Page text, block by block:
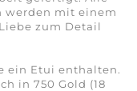
werden mit einem
zum Detail
ein Etui enthalten.
in 750 Gold (18